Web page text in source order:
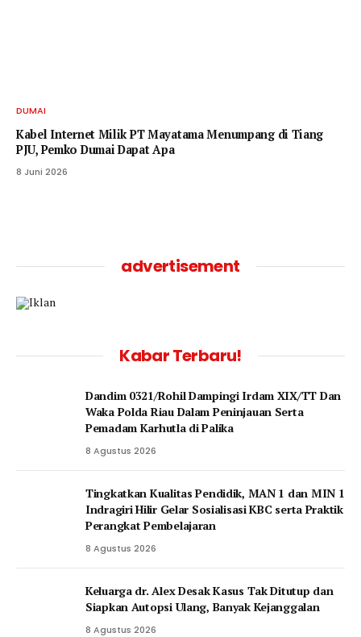
DUMAI
Kabel Internet Milik PT Mayatama Menumpang di Tiang
PJU, Pemko Dumai Dapat Apa
8 Juni 2026
advertisement
Kabar Terbaru!
Dandim 0321/Rohil Dampingi Irdam XIX/TT Dan
Waka Polda Riau Dalam Peninjauan Serta
Pemadam Karhutla di Palika
8 Agustus 2026
Tingkatkan Kualitas Pendidik, MAN 1 dan MIN 1
Indragiri Hilir Gelar Sosialisasi KBC serta Praktik
Perangkat Pembelajaran
8 Agustus 2026
Keluarga dr. Alex Desak Kasus Tak Ditutup dan
Siapkan Autopsi Ulang, Banyak Kejanggalan
8 Agustus 2026